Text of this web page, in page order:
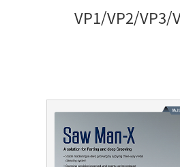
VP1/VP2/VP3/